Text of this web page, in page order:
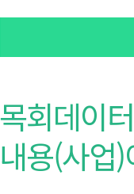
목회데이
내용(사업